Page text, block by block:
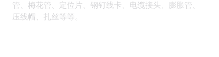
管、梅花管、定位片、钢钉线卡、电缆接头、膨胀管、
压线帽、扎丝等等。